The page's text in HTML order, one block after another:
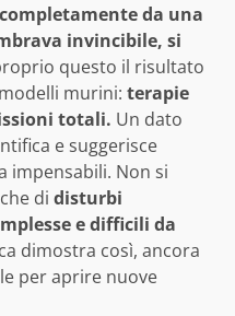
da una
invincibile, si
questo il risultato
murini: terapie
totali. Un dato
e suggerisce
impensabili. Non si
di disturbi
e difficili da
dimostra così, ancora
per aprire nuove